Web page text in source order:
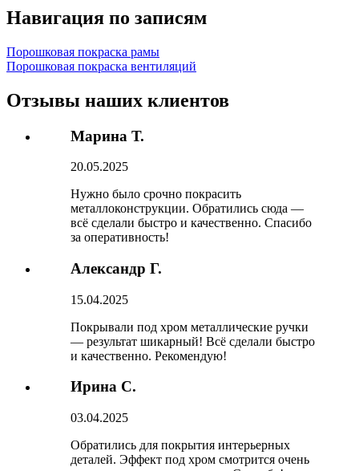
Навигация по записям
Порошковая покраска рамы
Порошковая покраска вентиляций
Отзывы наших клиентов
Марина Т.
20.05.2025
Нужно было срочно покрасить
металлоконструкции. Обратились сюда —
всё сделали быстро и качественно. Спасибо
за оперативность!
Александр Г.
15.04.2025
Покрывали под хром металлические ручки
— результат шикарный! Всё сделали быстро
и качественно. Рекомендую!
Ирина С.
03.04.2025
Обратились для покрытия интерьерных
деталей. Эффект под хром смотрится очень